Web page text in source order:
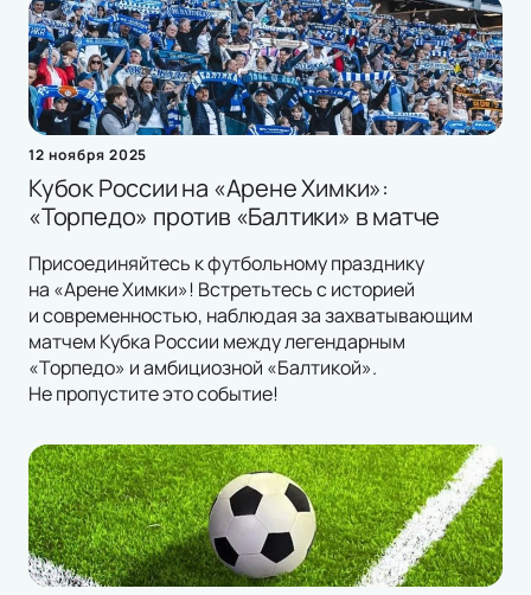
12 ноября 2025
Кубок России на «Арене Химки»:
«Торпедо» против «Балтики» в матче
Присоединяйтесь к футбольному празднику
на «Арене Химки»! Встретьтесь с историей
и современностью, наблюдая за захватывающим
матчем Кубка России между легендарным
«Торпедо» и амбициозной «Балтикой».
Не пропустите это событие!